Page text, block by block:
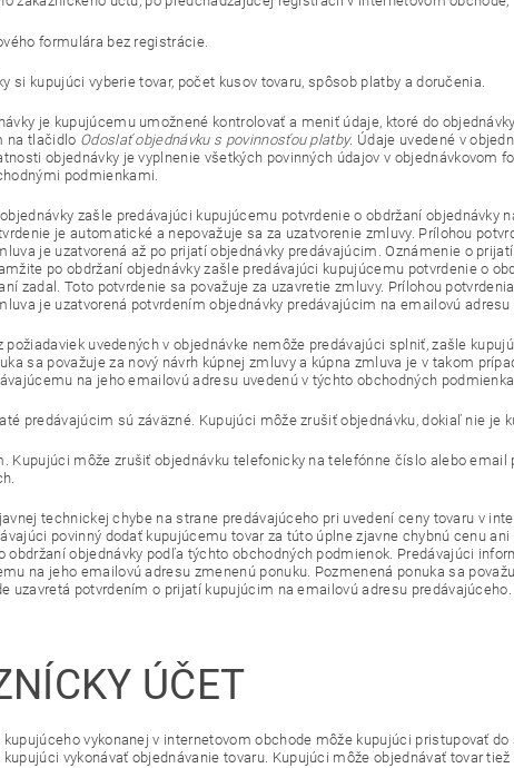
formulára bez registrácie.
si kupujúci vyberie tovar, počet kusov tovaru, spôsob platby a doručenia.
je kupujúcemu umožnené kontrolovať a meniť údaje, ktoré do
na tlačidlo Odoslať objednávku s povinnosťou platby. Údaje uvedené v
objednávky je vyplnenie všetkých povinných údajov v objednávkovom
podmienkami.
zašle predávajúci kupujúcemu potvrdenie o obdržaní objednávky
je automatické a nepovažuje sa za uzatvorenie zmluvy. Prílohou
je uzatvorená až po prijatí objednávky predávajúcim. Oznámenie o
po obdržaní objednávky zašle predávajúci kupujúcemu potvrdenie o
zadal. Toto potvrdenie sa považuje za uzavretie zmluvy. Prílohou
je uzatvorená potvrdením objednávky predávajúcim na emailovú adresu
požiadaviek uvedených v objednávke nemôže predávajúci splniť, zašle
sa považuje za nový návrh kúpnej zmluvy a kúpna zmluva je v takom
na jeho emailovú adresu uvedenú v týchto obchodných
predávajúcim sú záväzné. Kupujúci môže zrušiť objednávku, dokiaľ nie je
Kupujúci môže zrušiť objednávku telefonicky na telefónne číslo alebo email
technickej chybe na strane predávajúceho pri uvedení ceny tovaru v
povinný dodať kupujúcemu tovar za túto úplne zjavne chybnú cenu
obdržaní objednávky podľa týchto obchodných podmienok. Predávajúci
na jeho emailovú adresu zmenenú ponuku. Pozmenená ponuka sa
uzavretá potvrdením o prijatí kupujúcim na emailovú adresu predávajúceho.
ÚČET
vykonanej v internetovom obchode môže kupujúci pristupovať
vykonávať objednávanie tovaru. Kupujúci môže objednávať tovar